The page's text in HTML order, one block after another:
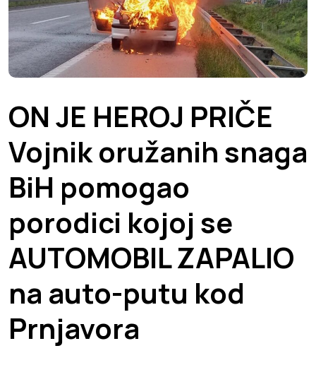
ON JE HEROJ PRIČE
Vojnik oružanih snaga
BiH pomogao
porodici kojoj se
AUTOMOBIL ZAPALIO
na auto-putu kod
Prnjavora